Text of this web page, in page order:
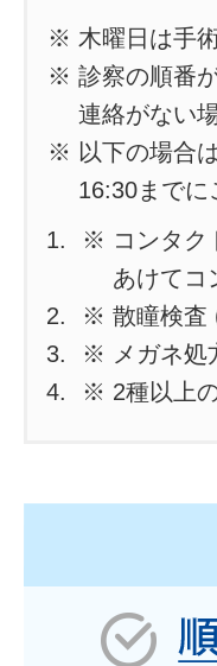
※ 木曜日は手
※ 診察の順番
連絡がない
※ 以下の場合
16:30までに
※ コンタク
あけてコ
※ 散瞳検査
※ メガネ処
※ 2種以上